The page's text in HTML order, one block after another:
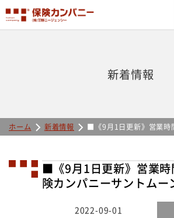
新着情報
ホーム 新着情報 ■《9月1日更新》営業時
■《9月1日更新》営業時
険カンパニーサントムー
2022-09-01